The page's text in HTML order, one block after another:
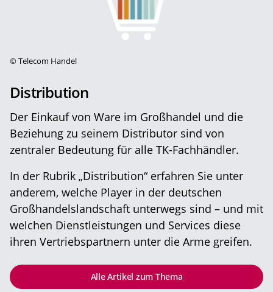
©Telecom Handel
Distribution
Der Einkauf von Ware im Großhandel und die
Beziehung zu seinem Distributor sind von
zentraler Bedeutung für alle TK-Fachhändler.
In der Rubrik „Distribution“ erfahren Sie unter
anderem, welche Player in der deutschen
Großhandelslandschaft unterwegs sind – und mit
welchen Dienstleistungen und Services diese
ihren Vertriebspartnern unter die Arme greifen.
Alle Artikel zum Thema